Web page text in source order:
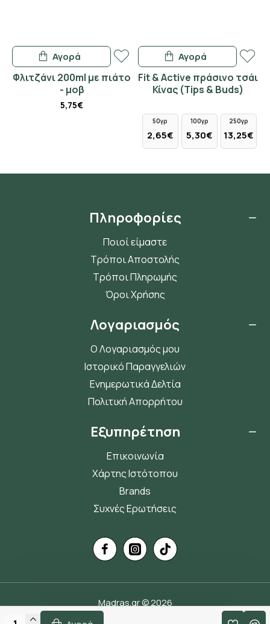
Φλιτζάνι 200ml με πιάτο
- μοβ
5,75€
Αγορά
Fit & Active πράσινο τσάι
Κίνας (Tips & Buds)
50γρ
2,65€
100γρ
5,30€
250γρ
13,25€
Αγορά
Πληροφορίες
Ποιοί είμαστε
Τρόποι Αποστολής
Τρόποι Πληρωμής
Όροι Χρήσης
Λογαριασμός
Ο Λογαριασμός μου
Ιστορικό Παραγγελιών
Ενημερωτικά Δελτία
Πολιτική Απορρήτου
Εξυπηρέτηση
Επικοινωνία
Χάρτης Ιστότοπου
Brands
Συχνές Ερωτήσεις
Madras.gr © 2026
Handcrafted by